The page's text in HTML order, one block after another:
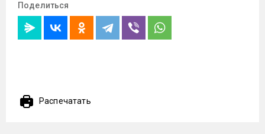
Поделиться
Распечатать